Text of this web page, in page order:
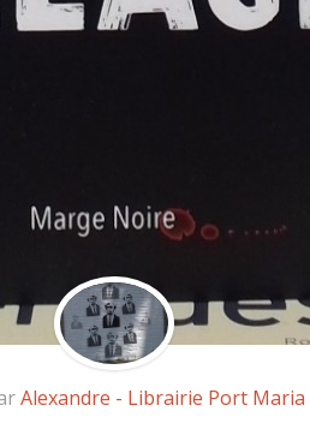
Alexandre - Librairie Port Maria